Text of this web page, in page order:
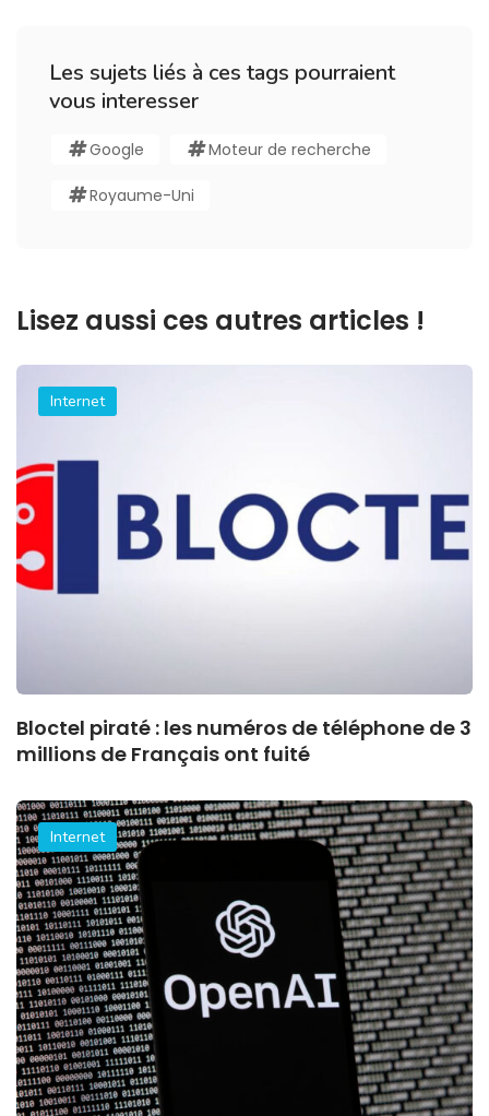
Les sujets liés à ces tags pourraient
vous interesser
Google Moteur de recherche
Royaume-Uni
Lisez aussi ces autres articles !
Internet
Bloctel piraté : les numéros de téléphone de 3
millions de Français ont fuité
Internet